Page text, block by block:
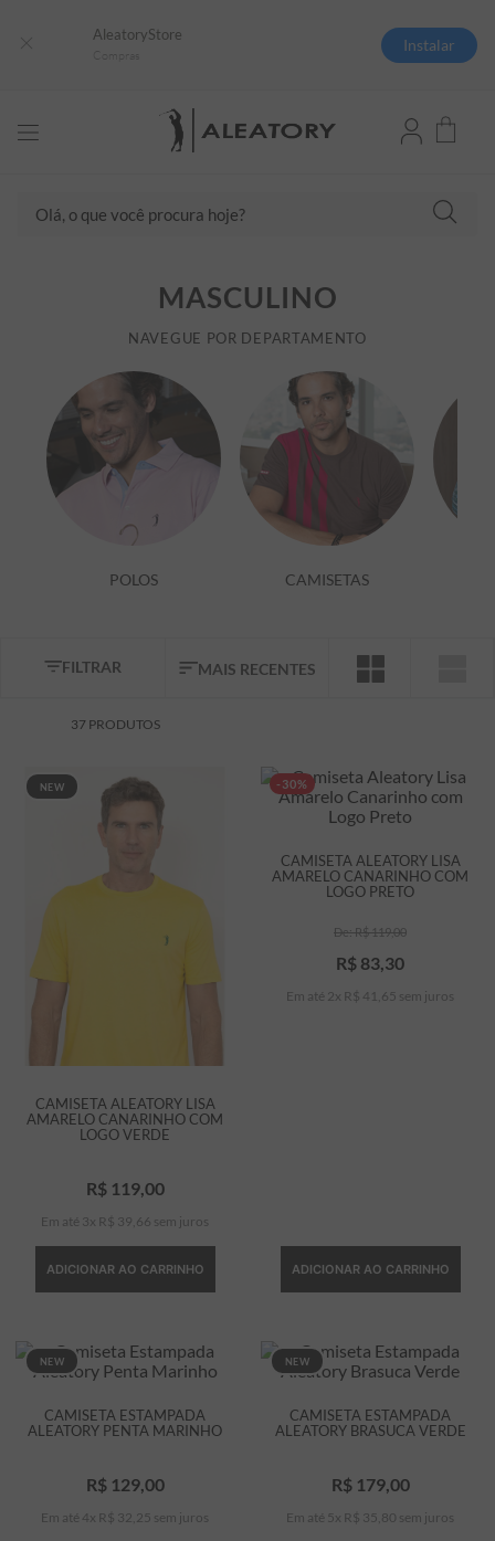
AleatoryStore
Instalar
MASCULINO
NAVEGUE POR DEPARTAMENTO
POLOS CAMISETAS
MAIS RECENTES
FILTRAR
37 PRODUTOS
NEW
CAMISETA ALEATORY LISA
AMARELO CANARINHO COM
LOGO VERDE
R$ 119,00
Em até 3 x R$ 39 66 sem juros
ADICIONAR AO CARRINHO
-30%
CAMISETA ALEATORY LISA
AMARELO CANARINHO COM
LOGO PRETO
R$119,00
R$ 83 30
Em até 2 x R$ 41 65 sem juros
ADICIONAR AO CARRINHO
NEW
CAMISETA ESTAMPADA
ALEATORY PENTA MARINHO
R$ 129,00
Em até 4 x R$ 32 25 sem juros
NEW
CAMISETA ESTAMPADA
ALEATORY BRASUCA VERDE
R$ 179,00
Em até 5 x R$ 35 80 sem juros
1º
camisas polo
2º
camiseta listrada
boné
jaqueta
5º
camiseta
6º
pima
º
bermuda